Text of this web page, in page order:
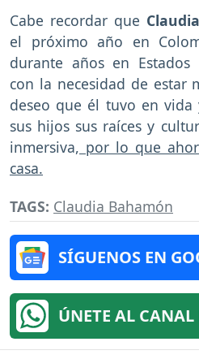
Cabe recordar que
el próximo año en
durante años en
con la necesidad de estar
deseo que él tuvo en vida
sus hijos sus raíces y
inmersiva, por lo que
casa.
TAGS: Claudia Bahamón
SÍGUENOS EN
ÚNETE AL